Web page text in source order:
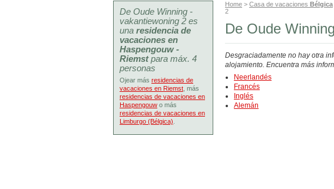
Home > Casa de vacaciones Bélgica
2
De Oude
Desgraciadamente no hay otra
alojamiento. Encuentra más
Neerlandés
Francés
Inglés
Alemán
De Oude Winning -
vakantiewoning 2 es
una residencia de
vacaciones en
Haspengouw -
Riemstpara máx. 4
personas
Ojear más residencias de
vacaciones en Riemst , más
residencias de vacaciones en
Haspengouw o más
residencias de vacaciones en
Limburgo (Bélgica)